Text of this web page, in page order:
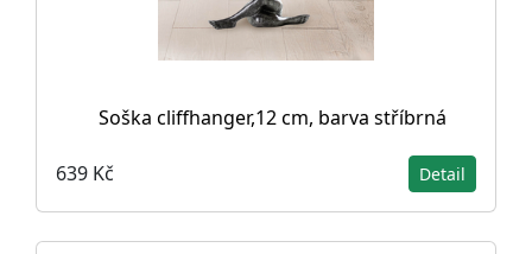
Soška cliffhanger,12 cm, barva stříbrná
639 Kč Detail